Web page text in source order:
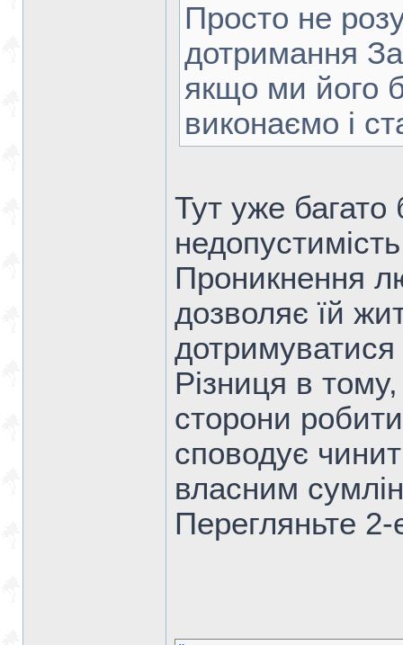
Просто не
дотримання
якщо ми його
виконаємо і
Тут уже багато
Проникнення
дозволяє їй
Різниця в
сторони
споводує
власним
Перегляньте